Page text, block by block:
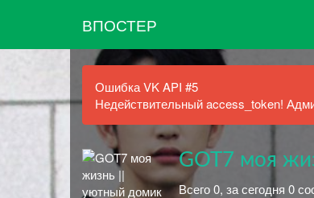
ВПОСТЕР
Ошибка VK API #5
Недействительный access_token!
GOT7 моя
Всего 0, за сегодня 0